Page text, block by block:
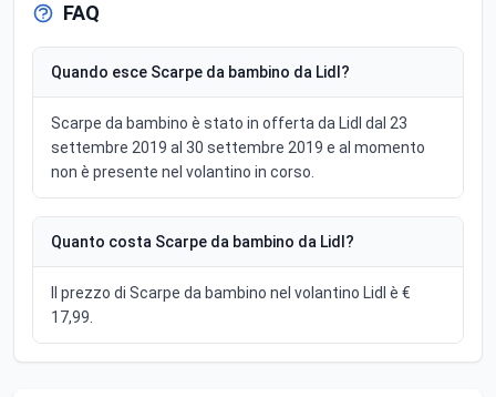
FAQ
Quando esce Scarpe da bambino da Lidl?
Scarpe da bambino è stato in offerta da Lidl dal 23
settembre 2019 al 30 settembre 2019 e al momento
non è presente nel volantino in corso.
Quanto costa Scarpe da bambino da Lidl?
Il prezzo di Scarpe da bambino nel volantino Lidl è €
17,99.